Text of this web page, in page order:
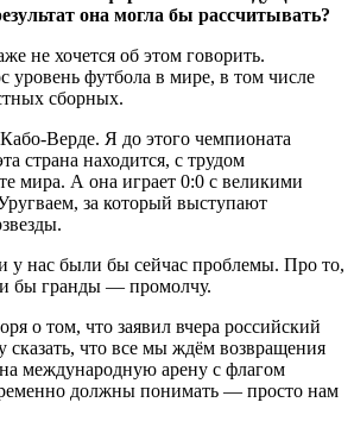
она могла бы рассчитывать?
не хочется об этом говорить.
футбола в мире, в том числе
сборных.
Верде. Я до этого чемпионата
страна находится, с трудом
мира. А она играет 0:0 с великими
за который выступают
у нас были бы сейчас проблемы. Про то,
бы гранды — промолчу.
о том, что заявил вчера российский
сказать, что все мы ждём возвращения
международную арену с флагом
должны понимать — просто нам